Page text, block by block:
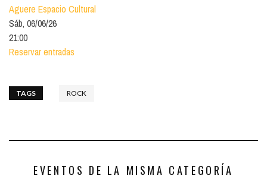
Aguere Espacio Cultural
Sáb, 06/06/26
21:00
Reservar entradas
TAGS ROCK
EVENTOS DE LA MISMA CATEGORÍA